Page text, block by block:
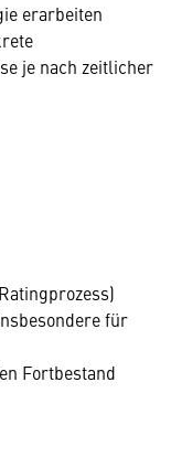
erarbeiten
je nach zeitlicher
für
Fortbestand